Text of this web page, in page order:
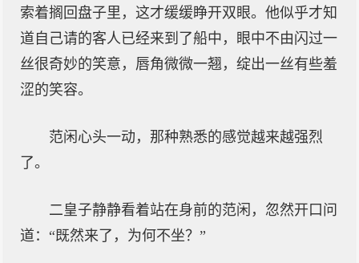
索着搁回盘子里，这才缓缓睁开双眼。他似乎才知
道自己请的客人已经来到了船中，眼中不由闪过一
丝很奇妙的笑意，唇角微微一翘，绽出一丝有些羞
涩的笑容。
范闲心头一动，那种熟悉的感觉越来越强烈
了。
二皇子静静看着站在身前的范闲，忽然开口问
道：“既然来了，为何不坐？”